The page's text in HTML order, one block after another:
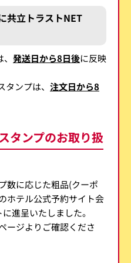
共立トラストNET
発送日から8日後に反映
タンプは、 注文日から8
タンプのお取り扱
数に応じた粗品(クーポ
ホテル公式予約サイト会
進呈いたしました。
ージよりご確認くださ